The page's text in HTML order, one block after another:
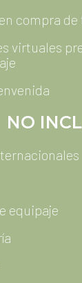
NO
equipaje
gasto o